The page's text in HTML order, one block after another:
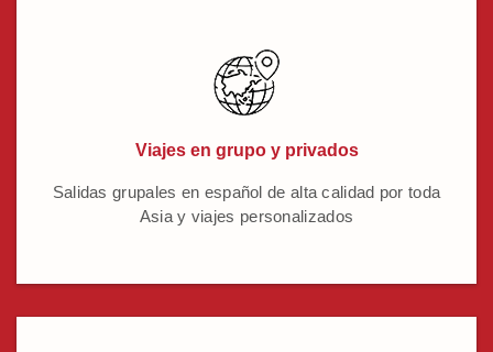
Viajes en grupo y privados
Salidas grupales en español de alta calidad por toda
Asia y viajes personalizados